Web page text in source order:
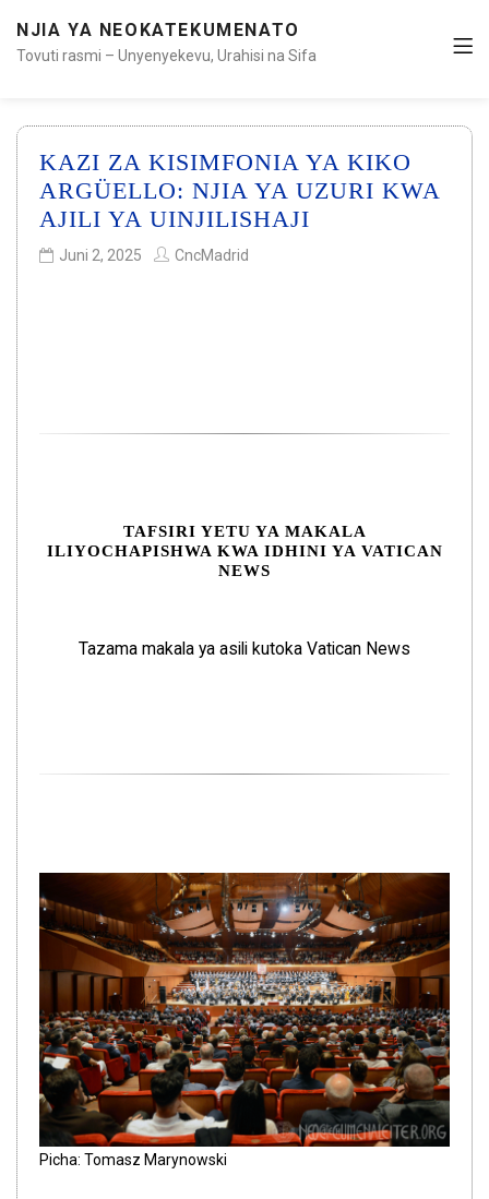
NJIA YA NEOKATEKUMENATO
Tovuti rasmi – Unyenyekevu, Urahisi na Sifa
KAZI ZA KISIMFONIA YA KIKO
ARGÜELLO: NJIA YA UZURI KWA
AJILI YA UINJILISHAJI
Juni 2, 2025 CncMadrid
TAFSIRI YETU YA MAKALA
ILIYOCHAPISHWA KWA IDHINI YA VATICAN
NEWS
Tazama makala ya asili kutoka Vatican News
Picha: Tomasz Marynowski